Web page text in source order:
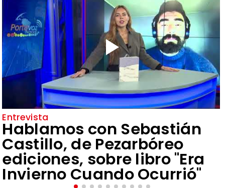
Entrevista
Hablamos con Sebastián
Castillo, de Pezarbóreo
ediciones, sobre libro "Era
Invierno Cuando Ocurrió"